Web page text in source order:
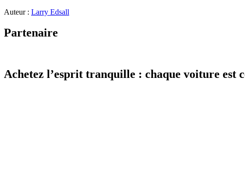
Auteur : Larry Edsall
Partenaire
Achetez l’esprit tranquille : chaque voiture est